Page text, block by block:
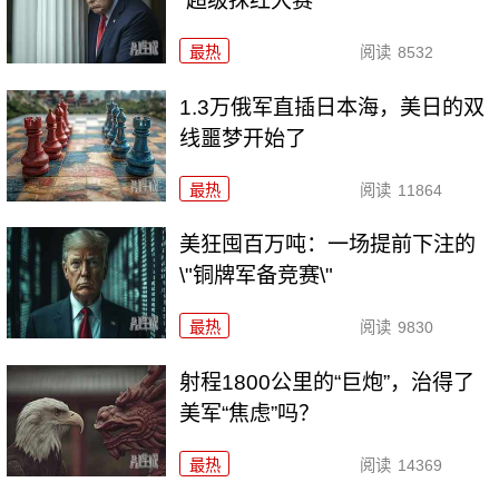
最热 阅读 8532
1.3万俄军直插日本海，美日的双
线噩梦开始了
最热 阅读 11864
美狂囤百万吨：一场提前下注的
\"铜牌军备竞赛\"
最热 阅读 9830
射程1800公里的“巨炮”，治得了
美军“焦虑”吗？
最热 阅读 14369